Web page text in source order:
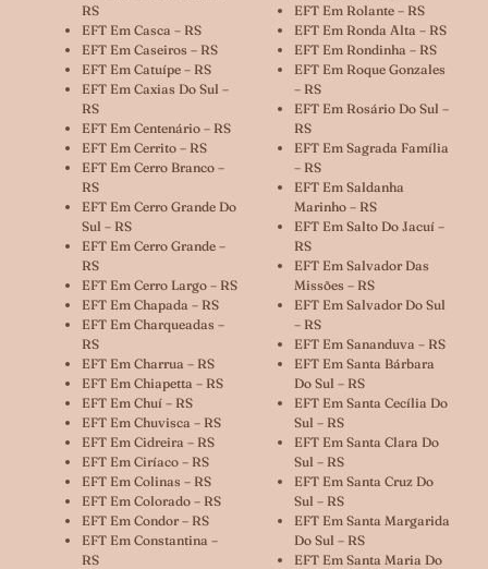
RS
EFT Em Casca – RS
EFT Em Caseiros – RS
EFT Em Catuípe – RS
EFT Em Caxias Do Sul –
RS
EFT Em Centenário – RS
EFT Em Cerrito – RS
EFT Em Cerro Branco –
RS
EFT Em Cerro Grande Do
Sul – RS
EFT Em Cerro Grande –
RS
EFT Em Cerro Largo – RS
EFT Em Chapada – RS
EFT Em Charqueadas –
RS
EFT Em Charrua – RS
EFT Em Chiapetta – RS
EFT Em Chuí – RS
EFT Em Chuvisca – RS
EFT Em Cidreira – RS
EFT Em Ciríaco – RS
EFT Em Colinas – RS
EFT Em Colorado – RS
EFT Em Condor – RS
EFT Em Constantina –
RS
EFT Em Rolante – RS
EFT Em Ronda Alta – RS
EFT Em Rondinha – RS
EFT Em Roque Gonzales
– RS
EFT Em Rosário Do Sul –
RS
EFT Em Sagrada Família
– RS
EFT Em Saldanha
Marinho – RS
EFT Em Salto Do Jacuí –
RS
EFT Em Salvador Das
Missões – RS
EFT Em Salvador Do Sul
– RS
EFT Em Sananduva – RS
EFT Em Santa Bárbara
Do Sul – RS
EFT Em Santa Cecília Do
Sul – RS
EFT Em Santa Clara Do
Sul – RS
EFT Em Santa Cruz Do
Sul – RS
EFT Em Santa Margarida
Do Sul – RS
EFT Em Santa Maria Do